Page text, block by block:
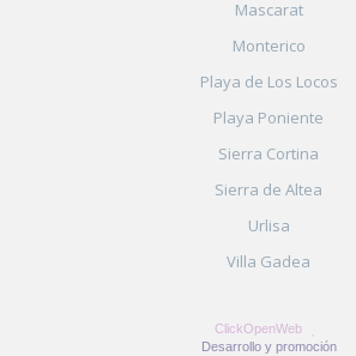
Mascarat
Monterico
Playa de Los Locos
Playa Poniente
Sierra Cortina
Sierra de Altea
Urlisa
Villa Gadea
ClickOpenWeb
Desarrollo y promoción